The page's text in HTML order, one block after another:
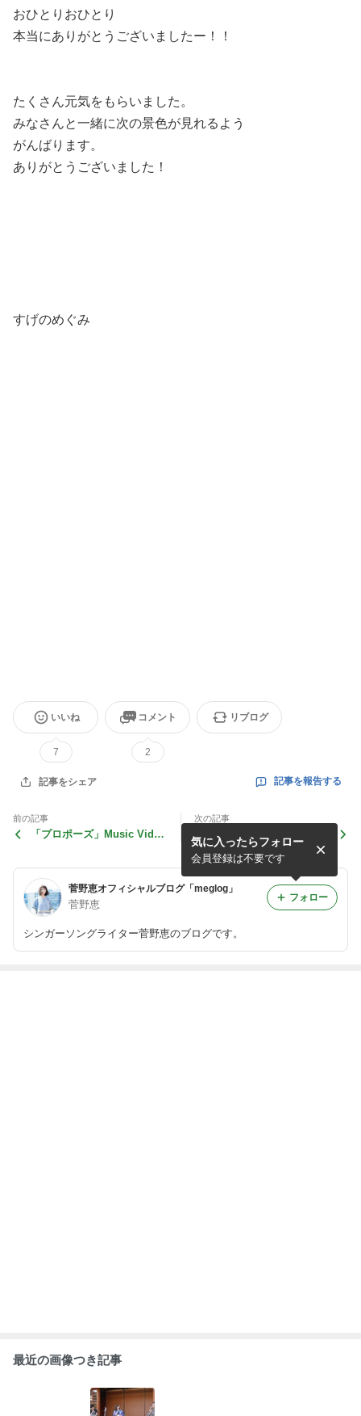
おひとりおひとり
本当にありがとうございましたー！！
たくさん元気をもらいました。
みなさんと一緒に次の景色が見れるよう
がんばります。
ありがとうございました！
すげのめぐみ
いいね
7
コメント
2
リブログ
記事をシェア 記事を報告する
前の記事
「プロポーズ」Music Video
次の記事
福島ワンマンにご来場の皆様
へ。
菅野恵オフィシャルブログ「meglog」
菅野恵
シンガーソングライター菅野恵のブログです。
気に入ったらフォロー
会員登録は不要です
フォロー
最近の画像つき記事